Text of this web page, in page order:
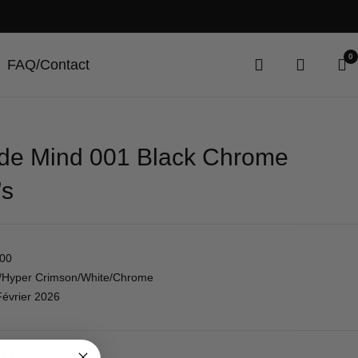
FAQ/Contact
0
Mind 001 Black Chrome
Crimson/White/Chrome
2026